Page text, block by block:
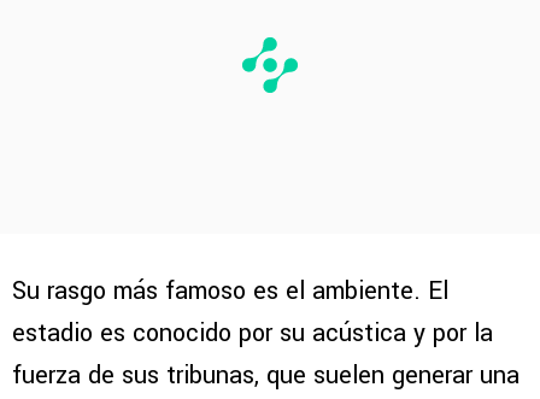
Su rasgo más famoso es el ambiente. El
estadio es conocido por su acústica y por la
fuerza de sus tribunas, que suelen generar una